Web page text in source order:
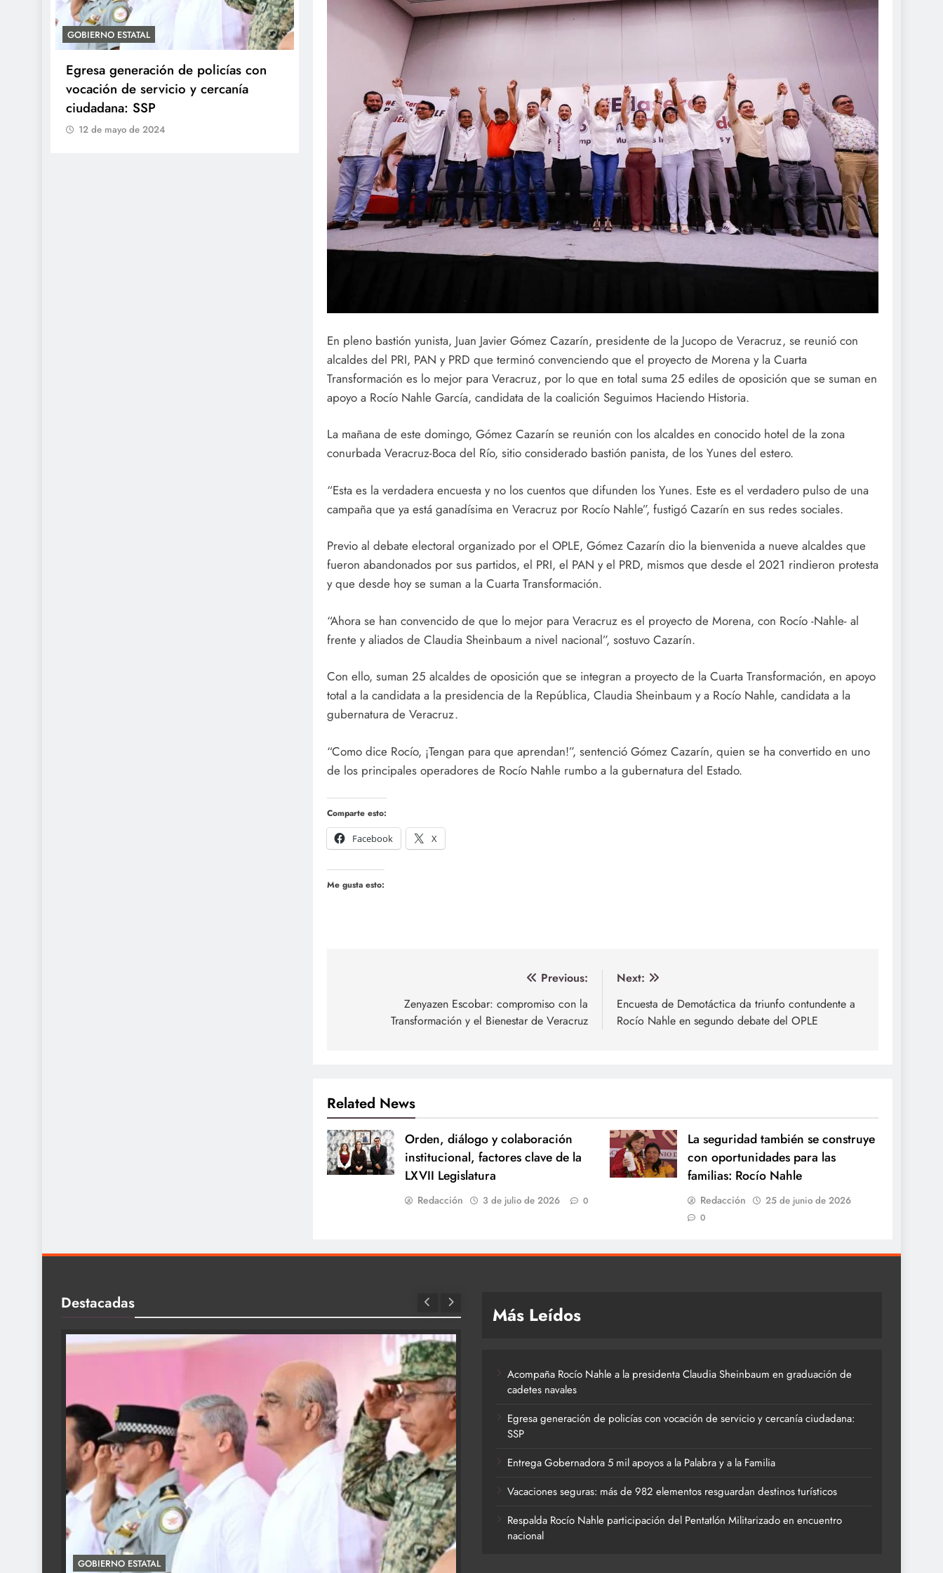
GOBIERNO ESTATAL
Egresa generación de policías con
vocación de servicio y cercanía
ciudadana: SSP
12 de mayo de 2024
ACTIVIDADES DE ROCÍO NAHLE
Entrega Gobernadora 5 mil apoyos a
la Palabra y a la Familia
12 de mayo de 2024
Vacaciones seguras: más de 982
elementos resguardan destinos
turísticos
12 de mayo de 2024
En pleno bastión yunista, Juan Javier Gómez Cazarín, presidente de la Jucopo de Veracruz, se reunió con
alcaldes del PRI, PAN y PRD que terminó convenciendo que el proyecto de Morena y la Cuarta
Transformación es lo mejor para Veracruz, por lo que en total suma 25 ediles de oposición que se suman en
apoyo a Rocío Nahle García, candidata de la coalición Seguimos Haciendo Historia.
La mañana de este domingo, Gómez Cazarín se reunión con los alcaldes en conocido hotel de la zona
conurbada Veracruz-Boca del Río, sitio considerado bastión panista, de los Yunes del estero.
“Esta es la verdadera encuesta y no los cuentos que difunden los Yunes. Este es el verdadero pulso de una
campaña que ya está ganadísima en Veracruz por Rocío Nahle”, fustigó Cazarín en sus redes sociales.
Previo al debate electoral organizado por el OPLE, Gómez Cazarín dio la bienvenida a nueve alcaldes que
fueron abandonados por sus partidos, el PRI, el PAN y el PRD, mismos que desde el 2021 rindieron protesta
y que desde hoy se suman a la Cuarta Transformación.
“Ahora se han convencido de que lo mejor para Veracruz es el proyecto de Morena, con Rocío -Nahle- al
frente y aliados de Claudia Sheinbaum a nivel nacional”, sostuvo Cazarín.
Con ello, suman 25 alcaldes de oposición que se integran a proyecto de la Cuarta Transformación, en apoyo
total a la candidata a la presidencia de la República, Claudia Sheinbaum y a Rocío Nahle, candidata a la
gubernatura de Veracruz.
“Como dice Rocío, ¡Tengan para que aprendan!”, sentenció Gómez Cazarín, quien se ha convertido en uno
de los principales operadores de Rocío Nahle rumbo a la gubernatura del Estado.
Comparte esto:
Facebook
X
Me gusta esto:
entradas
Previous:
Zenyazen Escobar: compromiso con la
Transformación y el Bienestar de Veracruz
Next:
Encuesta de Demotáctica da triunfo contundente a
Rocío Nahle en segundo debate del OPLE
Related News
Orden, diálogo y colaboración
institucional, factores clave de la
LXVII Legislatura
Redacción 3 de julio de 2026 0
La seguridad también se construye
con oportunidades para las
familias: Rocío Nahle
Redacción 25 de junio de 2026
0
Destacadas
GOBIERNO ESTATAL
Más Leídos
Acompaña Rocío Nahle a la presidenta Claudia Sheinbaum en graduación de
cadetes navales
Egresa generación de policías con vocación de servicio y cercanía ciudadana:
SSP
Entrega Gobernadora 5 mil apoyos a la Palabra y a la Familia
Vacaciones seguras: más de 982 elementos resguardan destinos turísticos
Respalda Rocío Nahle participación del Pentatlón Militarizado en encuentro
nacional